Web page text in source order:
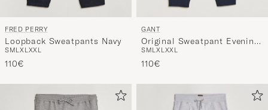
FRED PERRY
Loopback Sweatpants Navy
SMLXLXXL
110€
GANT
Original Sweatpant Evening
Blue
SMLXLXXL
110€